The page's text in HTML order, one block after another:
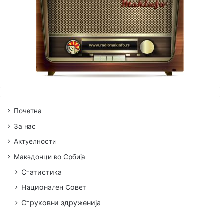
Почетна
За нас
Актуелности
Македонци во Србија
Статистика
Национален Совет
Струковни здруженија